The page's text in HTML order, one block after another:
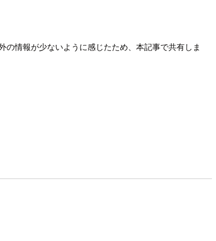
情報が少ないように感じたため、本記事で共有しま